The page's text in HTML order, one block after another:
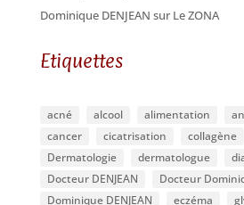
Dominique DENJEAN surLe ZONA
Etiquettes
acné alcool alimentation
cancer
cicatrisation collagène
Dermatologie
dermatologue
Docteur DENJEAN
Docteur
Dominique DENJEAN
eczéma